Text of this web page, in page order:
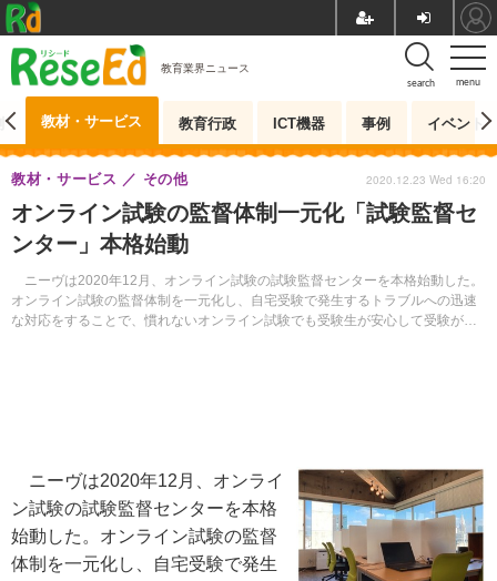
menu
search
教育業界ニュース
教材・サービス 教育行政 ICT機器 事例 イベント
オンライン試験の監督体制一元化「試験監督セ
ンター」本格始動
ニーヴは2020年12月、オンライン試験の試験監督センターを本格始動した。
オンライン試験の監督体制を一元化し、自宅受験で発生するトラブルへの迅速
な対応をすることで、慣れないオンライン試験でも受験生が安心して受験がで
教材・サービス その他 2020.12.23 Wed 16:20
ニーヴは2020年12月、オンライ
ン試験の試験監督センターを本格
始動した。オンライン試験の監督
体制を一元化し、自宅受験で発生